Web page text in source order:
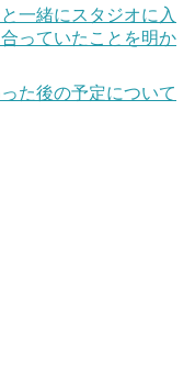
一緒にスタジオに入
っていたことを明か
た後の予定について